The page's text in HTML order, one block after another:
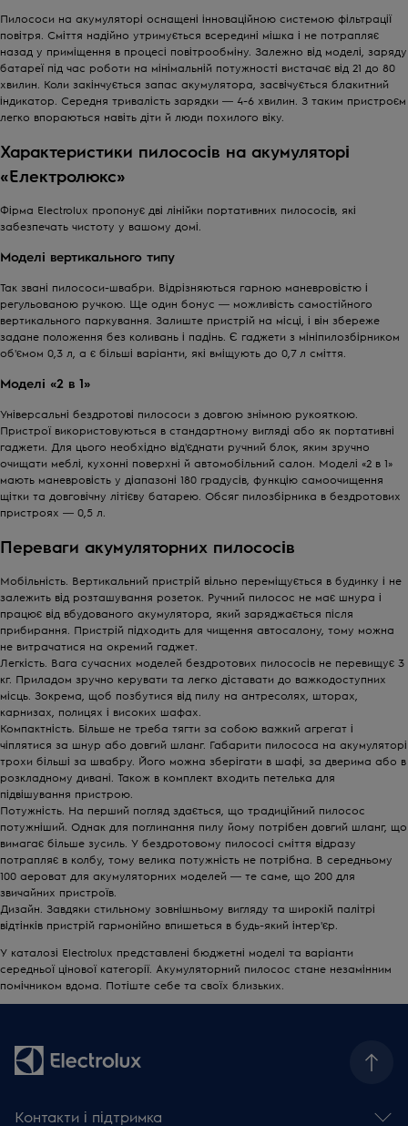
Пилососи на акумуляторі оснащені інноваційною системою фільтрації
повітря. Сміття надійно утримується всередині мішка і не потрапляє
назад у приміщення в процесі повітрообміну. Залежно від моделі, заряду
батареї під час роботи на мінімальній потужності вистачає від 21 до 80
хвилин. Коли закінчується запас акумулятора, засвічується блакитний
індикатор. Середня тривалість зарядки ― 4-6 хвилин. З таким пристроєм
легко впораються навіть діти й люди похилого віку.
Характеристики пилососів на акумуляторі
«Електролюкс»
Фірма Electrolux пропонує дві лінійки портативних пилососів, які
забезпечать чистоту у вашому домі.
Моделі вертикального типу
Так звані пилососи-швабри. Відрізняються гарною маневровістю і
регульованою ручкою. Ще один бонус ― можливість самостійного
вертикального паркування. Залиште пристрій на місці, і він збереже
задане положення без коливань і падінь. Є гаджети з мініпилозбірником
об'ємом 0,3 л , а є більші варіанти, які вміщують до 0,7 л сміття.
Моделі «2 в 1»
Універсальні бездротові пилососи з довгою знімною рукояткою.
Пристрої використовуються в стандартному вигляді або як портативні
гаджети. Для цього необхідно від'єднати ручний блок, яким зручно
очищати меблі, кухонні поверхні й автомобільний салон. Моделі «2 в 1»
мають маневровість у діапазоні 180 градусів, функцію самоочищення
щітки та довговічну літієву батарею. Обсяг пилозбірника в бездротових
пристроях ― 0,5 л.
Переваги акумуляторних пилососів
Мобільність. Вертикальний пристрій вільно переміщується в будинку і не
залежить від розташування розеток. Ручний пилосос не має шнура і
працює від вбудованого акумулятора, який заряджається після
прибирання. Пристрій підходить для чищення автосалону, тому можна
не витрачатися на окремий гаджет.
Легкість. Вага сучасних моделей бездротових пилососів не перевищує 3
кг. Приладом зручно керувати та легко діставати до важкодоступних
місць. Зокрема, щоб позбутися від пилу на антресолях, шторах,
карнизах, полицях і високих шафах.
Компактність. Більше не треба тягти за собою важкий агрегат і
чіплятися за шнур або довгий шланг. Габарити пилососа на акумуляторі
трохи більші за швабру. Його можна зберігати в шафі, за дверима або в
розкладному дивані. Також в комплект входить петелька для
підвішування пристрою.
Потужність. На перший погляд здається, що традиційний пилосос
потужніший. Однак для поглинання пилу йому потрібен довгий шланг, що
вимагає більше зусиль. У бездротовому пилососі сміття відразу
потрапляє в колбу, тому велика потужність не потрібна. В середньому
100 аероват для акумуляторних моделей ― те саме, що 200 для
звичайних пристроїв.
Дизайн. Завдяки стильному зовнішньому вигляду та широкій палітрі
відтінків пристрій гармонійно впишеться в будь-який інтер'єр.
У каталозі Electrolux представлені бюджетні моделі та варіанти
середньої цінової категорії. Акумуляторний пилосос стане незамінним
помічником вдома. Потіште себе та своїх близьких.
Контакти і підтримка